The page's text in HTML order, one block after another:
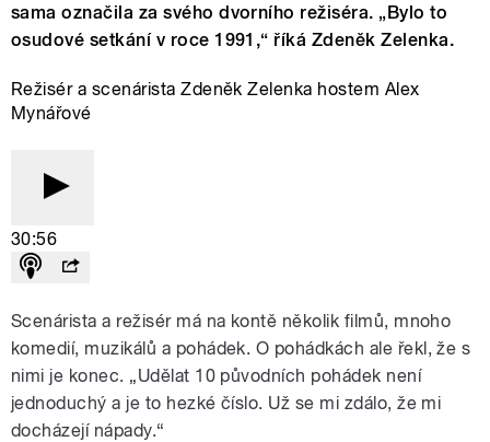
sama označila za svého dvorního režiséra. „Bylo to
osudové setkání v roce 1991,“ říká Zdeněk Zelenka.
Režisér a scenárista Zdeněk Zelenka hostem Alex
Mynářové
30:56
Scenárista a režisér má na kontě několik filmů, mnoho
komedií, muzikálů a pohádek. O pohádkách ale řekl, že s
nimi je konec. „Udělat 10 původních pohádek není
jednoduchý a je to hezké číslo. Už se mi zdálo, že mi
docházejí nápady.“